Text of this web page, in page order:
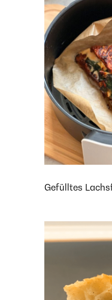
Gefülltes